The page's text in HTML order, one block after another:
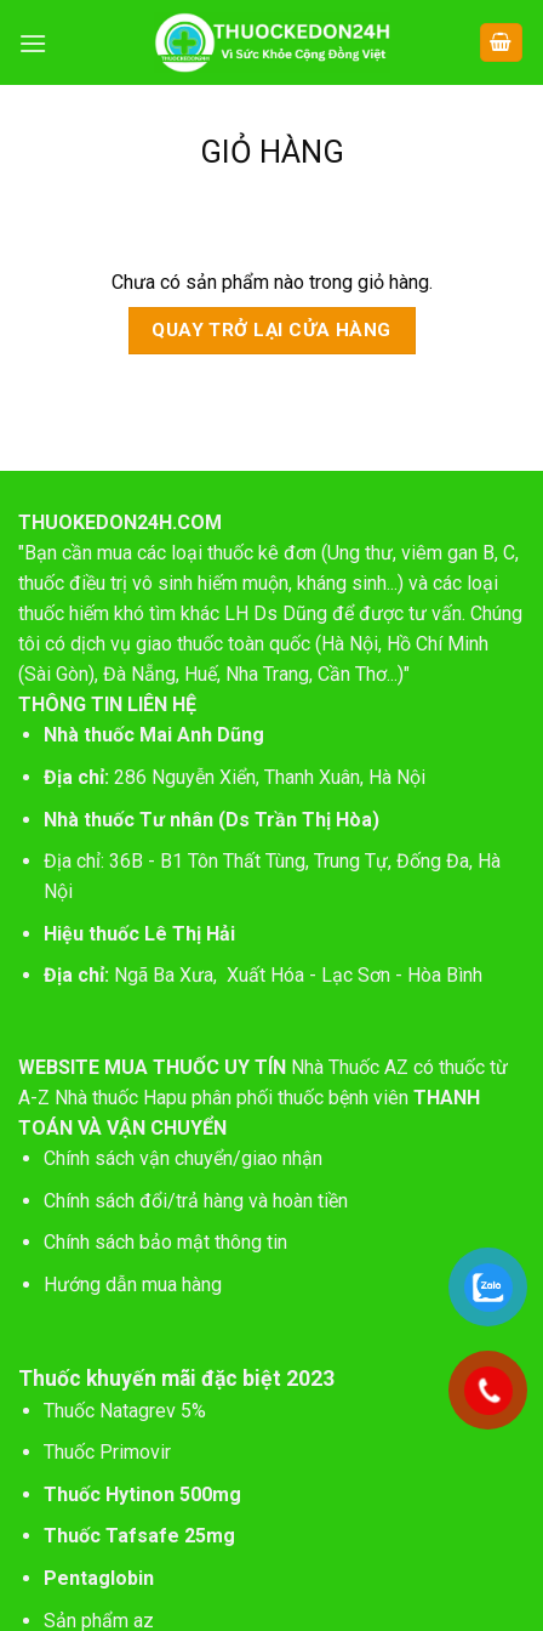
đến
GIỎ HÀNG
Chưa có sản phẩm nào trong giỏ hàng.
QUAY TRỞ LẠI CỬA HÀNG
THUOKEDON24H.COM
"Bạn cần mua các loại thuốc kê đơn (Ung thư, viêm gan B, C,
thuốc điều trị vô sinh hiếm muộn, kháng sinh...) và các loại
thuốc hiếm khó tìm khác LH Ds Dũng để được tư vấn. Chúng
tôi có dịch vụ giao thuốc toàn quốc (Hà Nội, Hồ Chí Minh
(Sài Gòn), Đà Nẵng, Huế, Nha Trang, Cần Thơ...)"
THÔNG TIN LIÊN HỆ
Nhà thuốc Mai Anh Dũng
Địa chỉ:286 Nguyễn Xiển, Thanh Xuân, Hà Nội
Nhà thuốc Tư nhân (Ds Trần Thị Hòa)
Địa chỉ: 36B - B1 Tôn Thất Tùng, Trung Tự, Đống Đa, Hà
Nội
Hiệu thuốc Lê Thị Hải
Địa chỉ: Ngã Ba Xưa, Xuất Hóa - Lạc Sơn - Hòa Bình
WEBSITE MUA THUỐC UY TÍN Nhà Thuốc AZ có thuốc từ
A-Z Nhà thuốc Hapu phân phối thuốc bệnh viên THANH
TOÁN VÀ VẬN CHUYỂN
Chính sách vận chuyển/giao nhận
Chính sách đổi/trả hàng và hoàn tiền
Chính sách bảo mật thông tin
Hướng dẫn mua hàng
Thuốc khuyến mãi đặc biệt 2023
Thuốc Natagrev 5%
Thuốc Primovir
Thuốc Hytinon 500mg
Thuốc Tafsafe 25mg
Pentaglobin
Sản phẩm az